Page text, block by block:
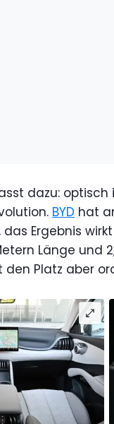
dazu:
BYD hat
Ergebnis
Länge und
den Platz aber